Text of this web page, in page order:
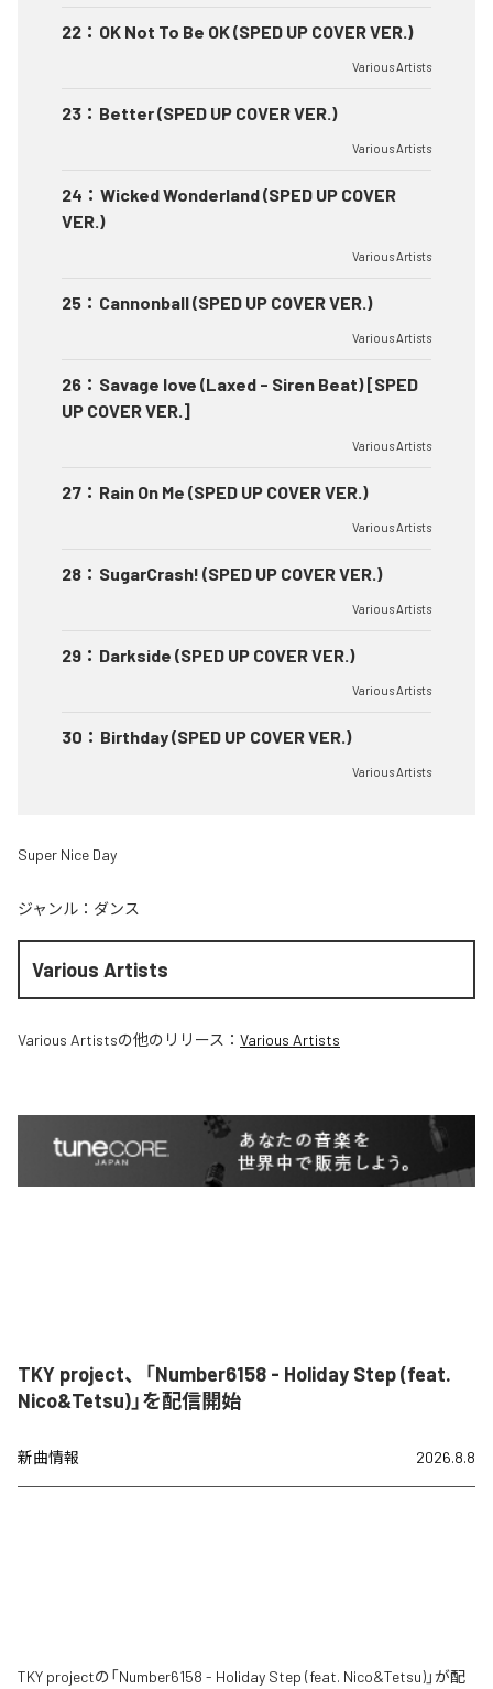
22 ： OK Not To Be OK (SPED UP COVER VER.)
Various Artists
23 ： Better (SPED UP COVER VER.)
Various Artists
24 ： Wicked Wonderland (SPED UP COVER
VER.)
Various Artists
25 ： Cannonball (SPED UP COVER VER.)
Various Artists
26 ： Savage love (Laxed - Siren Beat) [SPED
UP COVER VER.]
Various Artists
27 ： Rain On Me (SPED UP COVER VER.)
Various Artists
28 ： SugarCrash! (SPED UP COVER VER.)
Various Artists
29 ： Darkside (SPED UP COVER VER.)
Various Artists
30 ： Birthday (SPED UP COVER VER.)
Various Artists
Super Nice Day
ジャンル： ダンス
Various Artists
Various Artistsの他のリリース： Various Artists
TKY project、「Number6158 - Holiday Step (feat.
Nico&Tetsu)」を配信開始
新曲情報 2026.8.8
TKY projectの「Number6158 - Holiday Step (feat. Nico&Tetsu)」が配